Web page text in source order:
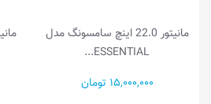
سامسونگ مدل
مانیتور 23.8 اینچ ال جی مدل
24U411A-B
17,900,000 تومان